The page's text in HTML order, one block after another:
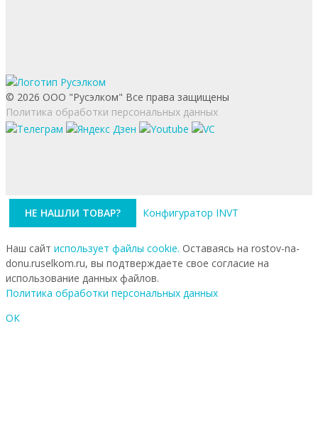
© 2026 ООО "Русэлком" Все права защищены
Политика обработки персональных данных
НЕ НАШЛИ ТОВАР? Конфигуратор INVT
Наш сайт использует файлы cookie. Оставаясь на rostov-na-
donu.ruselkom.ru, вы подтверждаете свое согласие на
использование данных файлов.
Политика обработки персональных данных
ОК